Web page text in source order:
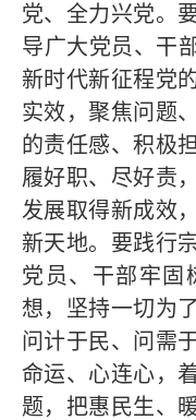
党、全力兴党。
导广大党员、干
新时代新征程党
实效，聚焦问题
的责任感、积极
履好职、尽好责
发展取得新成效
新天地。要践行
党员、干部牢固
想，坚持一切为
问计于民、问需
命运、心连心，
题，把惠民生、